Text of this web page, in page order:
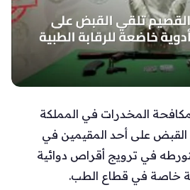
المخدرات في المملكة
القبض على أحد المقيمين في
في ترويج أقراص دوائية
خاصة في قطاع الطب.